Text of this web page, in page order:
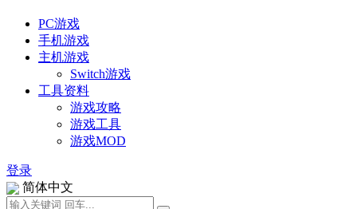
PC游戏
手机游戏
主机游戏
Switch游戏
工具资料
游戏攻略
游戏工具
游戏MOD
登录
简体中文